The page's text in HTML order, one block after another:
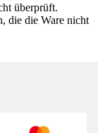
überprüft.
die die Ware nicht